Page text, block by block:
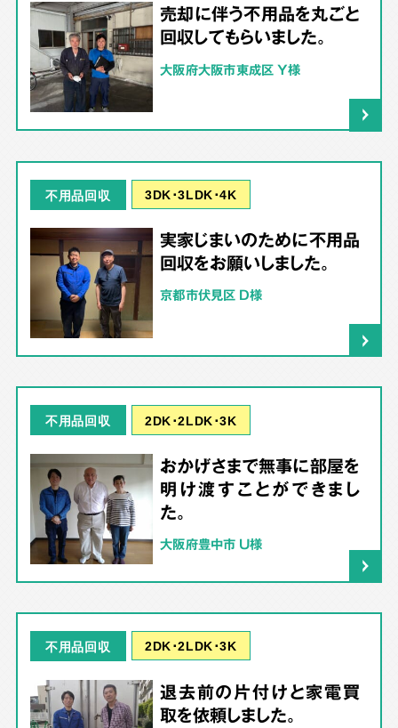
売却に伴う不用品を丸ごと
回収してもらいました。
大阪府大阪市東成区 Y様
不用品回収 3DK･3LDK･4K
実家じまいのために不用品
回収をお願いしました。
京都市伏見区 D様
不用品回収 2DK･2LDK･3K
おかげさまで無事に部屋を
明け渡すことができまし
た。
大阪府豊中市 U様
不用品回収 2DK･2LDK･3K
退去前の片付けと家電買
取を依頼しました。